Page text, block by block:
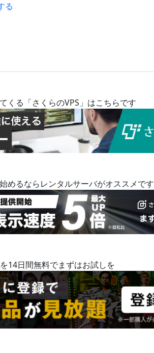
る
くる「さくらのVPS」はこちらです
めるならレンタルサーバがオススメです
14日間無料でまずはお試しを